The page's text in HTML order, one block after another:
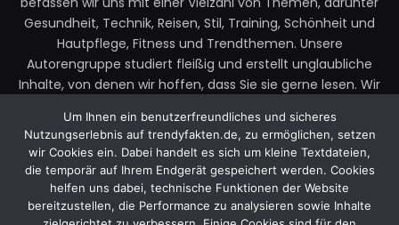
Gesundheit, Technik, Reisen, Stil, Training, Schönheit und
Hautpflege, Fitness und Trendthemen. Unsere
Autorengruppe studiert fleißig und erstellt unglaubliche
Inhalte, von denen wir hoffen, dass Sie sie gerne lesen. Wir
Zögern Sie also nicht, uns Ihre Gedanken zu unseren
Beiträgen mitzuteilen.
Email:faktentrendy@gmail.com
Um Ihnen ein benutzerfreundliches und sicheres
Nutzungserlebnis auf trendyfakten.de, zu ermöglichen, setzen
wir Cookies ein. Dabei handelt es sich um kleine Textdateien,
die temporär auf Ihrem Endgerät gespeichert werden. Cookies
helfen uns dabei, technische Funktionen der Website
bereitzustellen, die Performance zu analysieren sowie Inhalte